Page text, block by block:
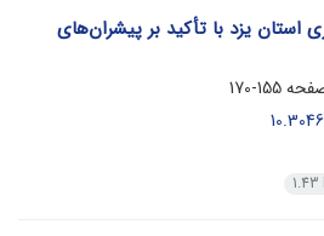
استان یزد با تأکید بر پیشران‌های
155-170
1.43